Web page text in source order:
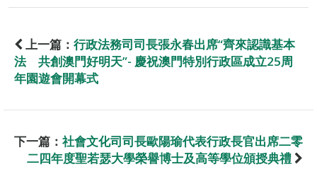
上一篇： 行政法務司司長張永春出席“齊來認識基本
法 共創澳門好明天”- 慶祝澳門特別行政區成立25周
年園遊會開幕式
下一篇： 社會文化司司長歐陽瑜代表行政長官出席二零
二四年度聖若瑟大學榮譽博士及高等學位頒授典禮